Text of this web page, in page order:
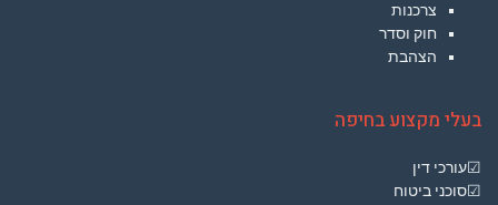
צרכנות
חוק וסדר
הצהבת
בעלי מקצוע בחיפה
☑עורכי דין
☑סוכני ביטוח